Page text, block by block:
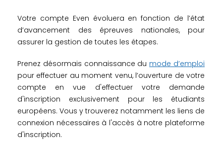
Votre compte Even évoluera en fonction de l’état
d’avancement des épreuves nationales, pour
assurer la gestion de toutes les étapes.
Prenez désormais connaissance du mode d’emploi
pour effectuer au moment venu, l’ouverture de votre
compte en vue d'effectuer votre demande
d'inscription exclusivement pour les étudiants
européens. Vous y trouverez notamment les liens de
connexion nécessaires à l'accès à notre plateforme
d'inscription.